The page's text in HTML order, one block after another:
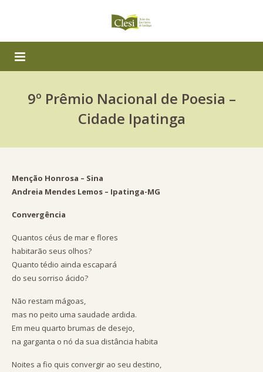
26º Festival Estadual de Poesia
10º FESP Destaque Infantojuvenil
9º Prêmio Nacional de Poesia – Cidade Ipatinga
Notícias
9º Prêmio Nacional de Poesia –
Cidade Ipatinga
Menção Honrosa – Sina
Andreia Mendes Lemos – Ipatinga-MG
Convergência
Quantos céus de mar e flores
habitarão seus olhos?
Quanto tédio ainda escapará
do seu sorriso ácido?
Não restam mágoas,
mas no peito uma saudade ardida.
Em meu quarto brumas de desejo,
na garganta o nó da sua distância habita
Noites a fio quis convergir ao seu destino,